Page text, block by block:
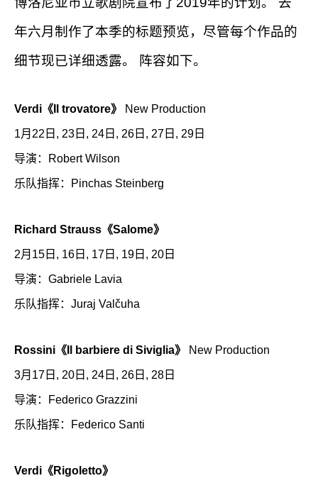
年六月制作了本季的标题预览，尽管每个作品的
细节现已详细透露。 阵容如下。
Verdi《Il trovatore》 New Production
1月22日, 23日, 24日, 26日, 27日, 29日
导演：Robert Wilson
乐队指挥：Pinchas Steinberg
Richard Strauss《Salome》
2月15日, 16日, 17日, 19日, 20日
导演：Gabriele Lavia
乐队指挥：Juraj Valčuha
Rossini《Il barbiere di Siviglia》 New Production
3月17日, 20日, 24日, 26日, 28日
导演：Federico Grazzini
乐队指挥：Federico Santi
Verdi《Rigoletto》